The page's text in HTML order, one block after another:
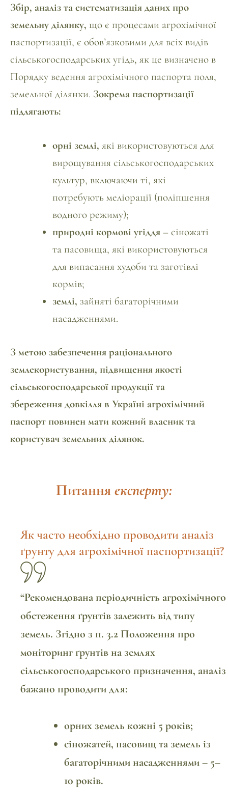
Збір, аналіз та систематизація даних про
земельну ділянку, що є процесами агрохімічної
паспортизації, є обов’язковими для всіх видів
сільськогосподарських угідь, як це визначено в
Порядку ведення агрохімічного паспорта поля,
земельної ділянки. Зокрема паспортизації
підлягають:
орні землі, які використовуються для
вирощування сільськогосподарських
культур, включаючи ті, які
потребують меліорації (поліпшення
водного режиму);
природні кормові угіддя – сіножаті
та пасовища, які використовуються
для випасання худоби та заготівлі
кормів;
землі, зайняті багаторічними
насадженнями.
З метою забезпечення раціонального
землекористування, підвищення якості
сільськогосподарської продукції та
збереження довкілля в Україні агрохімічний
паспорт повинен мати кожний власник та
користувач земельних ділянок.
Питання експерту:
Як часто необхідно проводити аналіз
ґрунту для агрохімічної паспортизації?
“Рекомендована періодичність агрохімічного
обстеження ґрунтів залежить від типу
земель. Згідно з п. 3.2 Положення про
моніторинг ґрунтів на землях
сільськогосподарського призначення, аналіз
бажано проводити для:
орних земель кожні 5 років;
сіножатей, пасовищ та земель із
багаторічними насадженнями – 5–
10 років.